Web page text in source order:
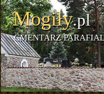
Mogiły.pl
CMENTARZ